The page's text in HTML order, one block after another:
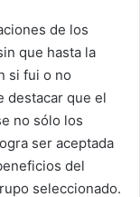
de los
que hasta la
si fui o no
destacar que el
no sólo los
ser aceptada
del
seleccionado.